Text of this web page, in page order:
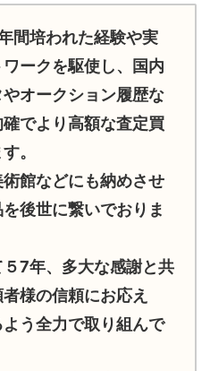
間培われた経験や実
ークを駆使し、国内
オークション履歴な
でより高額な査定買
。
館などにも納めさせ
後世に繋いでおりま
7年、多大な感謝と共
様の信頼にお応え
う全力で取り組んで